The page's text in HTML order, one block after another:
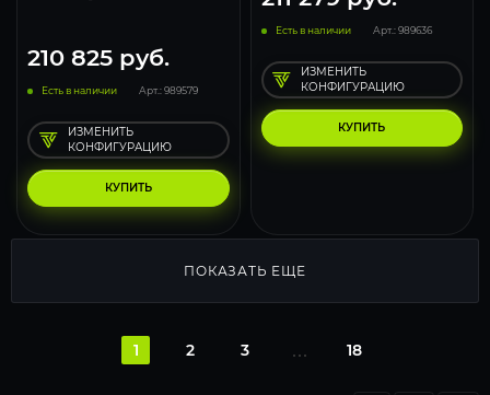
210 825 руб.
Есть в наличии Арт.: 989579
КУПИТЬ
ИЗМЕНИТЬ
КОНФИГУРАЦИЮ
Есть в наличии Арт.: 989636
КУПИТЬ
ИЗМЕНИТЬ
КОНФИГУРАЦИЮ
ПОКАЗАТЬ ЕЩЕ
1 2 3 18